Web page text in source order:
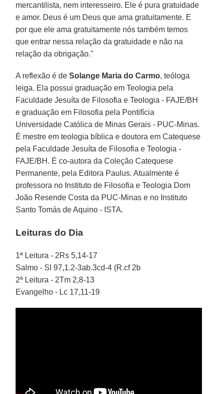
mercantilista, nem interesseiro. Ele é pura gratuidade
e amor. Deus é um Deus que ama gratuitamente. E
por que ele ama gratuitamente nós também temos
que entrar nessa relação da gratuidade e não na
relação da obrigação."
A reflexão é deSolange Maria do Carmo, teóloga
leiga. Ela possui graduação em Teologia pela
Faculdade Jesuíta de Filosofia e Teologia - FAJE/BH
e graduação em Filosofia pela Pontifícia
Universidade Católica de Minas Gerais - PUC-Minas.
É mestre em teologia bíblica e doutora em Catequese
pela Faculdade Jesuíta de Filosofia e Teologia -
FAJE/BH. É co-autora da Coleção Catequese
Permanente, pela Editora Paulus. Atualmente é
professora no Instituto de Filosofia e Teologia Dom
João Resende Costa da PUC-Minas e no Instituto
Santo Tomás de Aquino - ISTA.
Leituras do Dia
1ª Leitura - 2Rs 5,14-17
Salmo - Sl 97,1.2-3ab.3cd-4 (R.cf 2b
2ª Leitura - 2Tm 2,8-13
Evangelho - Lc 17,11-19